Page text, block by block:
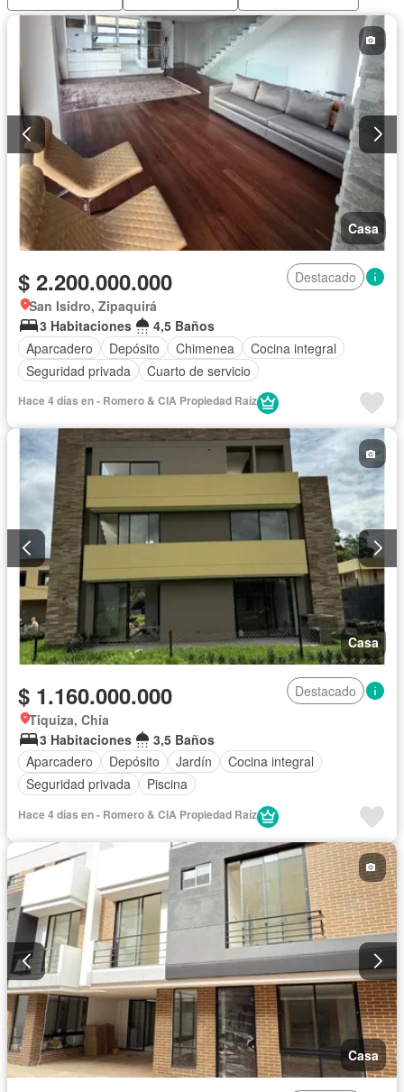
Casa
$ 2.200.000.000
Destacado
San Isidro, Zipaquirá
3 Habitaciones
4,5 Baños
Aparcadero
Depósito Chimenea
Cocina integral
Seguridad privada
Cuarto de servicio
Hace 4 días en - Romero & CIA Propiedad Raí­z
Casa
$ 1.160.000.000
Destacado
Tiquiza, Chía
3 Habitaciones
3,5 Baños
Aparcadero
Depósito Jardín
Cocina integral
Seguridad privada
Piscina
Hace 4 días en - Romero & CIA Propiedad Raí­z
Casa